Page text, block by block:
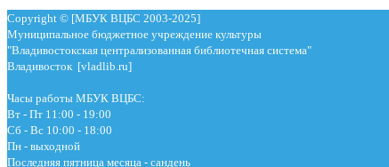
Copyright © [МБУК ВЦБС 2003-2025]
Муниципальное бюджетное учреждение культуры
"Владивостокская централизованная библиотечная система"
Владивосток [vladlib.ru]
Часы работы МБУК ВЦБС:
Вт - Пт 11:00 - 19:00
Сб - Вс 10:00 - 18:00
Пн - выходной
Последняя пятница месяца - сандень